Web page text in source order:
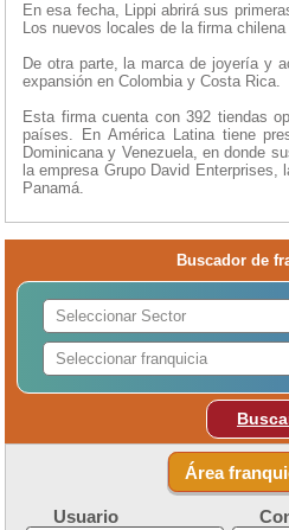
En esa fecha, Lippi abrirá sus
Los nuevos locales de la firma
De otra parte, la marca de joyería y
expansión en Colombia y Costa Rica.
Esta firma cuenta con 392 tiendas
países. En América Latina tiene
Dominicana y Venezuela, en donde
la empresa Grupo David
Panamá.
Buscador de
Área
Usuario